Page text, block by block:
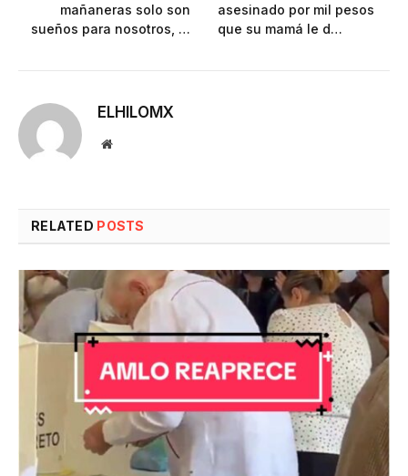
mañaneras solo son
sueños para nosotros, …
asesinado por mil pesos
que su mamá le d…
ELHILOMX
Website
RELATED POSTS